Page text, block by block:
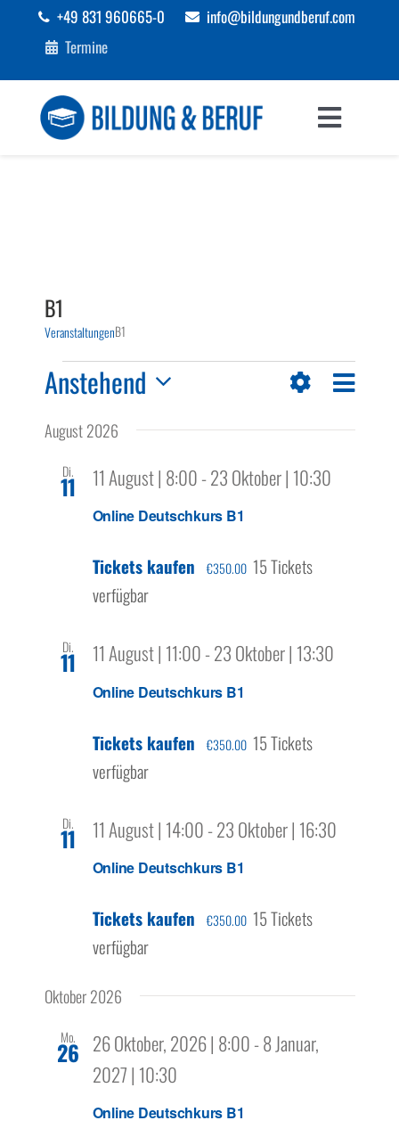
+49 831 960665-0
info@bildungundberuf.com
Termine
Toggle
B1
VeranstaltungenB1
Veranstaltungen Ansichten-
Navigation
Anzeigen
Liste
Anstehend
Datum
wählen.
August 2026
Di.
11
Online Deutschkurs B1
11 August | 8:00-23 Oktober | 10:30
Tickets kaufen €350.00 15 Tickets
verfügbar
Di.
11
Online Deutschkurs B1
11 August | 11:00-23 Oktober | 13:30
Tickets kaufen €350.00 15 Tickets
verfügbar
Di.
11
Online Deutschkurs B1
11 August | 14:00-23 Oktober | 16:30
Tickets kaufen €350.00 15 Tickets
verfügbar
Oktober 2026
Mo.
26
Online Deutschkurs B1
26 Oktober, 2026 | 8:00-8 Januar,
2027 | 10:30